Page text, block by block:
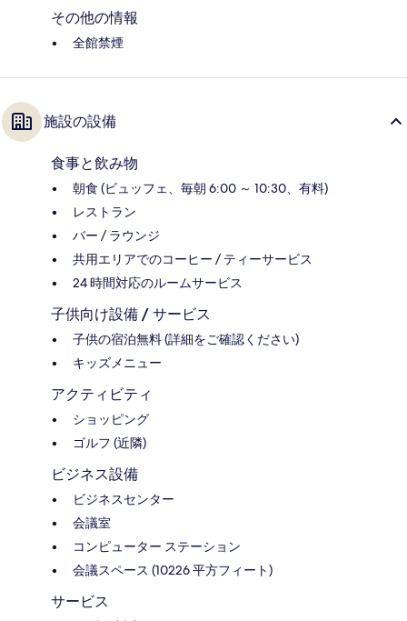
その他の情報
全館禁煙
施設の設備
食事と飲み物
朝食 (ビュッフェ、毎朝 6:00 ～ 10:30、有料)
レストラン
バー / ラウンジ
共用エリアでのコーヒー / ティーサービス
24 時間対応のルームサービス
子供向け設備 / サービス
子供の宿泊無料 (詳細をご確認ください)
キッズメニュー
アクティビティ
ショッピング
ゴルフ (近隣)
ビジネス設備
ビジネスセンター
会議室
コンピューター ステーション
会議スペース (10226 平方フィート)
サービス